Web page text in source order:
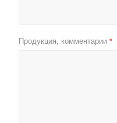
Продукция, комментарии *